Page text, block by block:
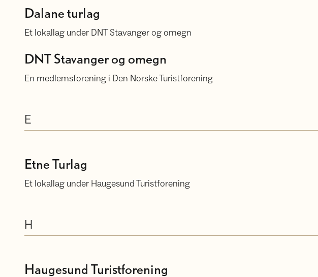
Dalane turlag
Dalane turlag
Et lokallag under DNT Stavanger og omegn
DNT Stavanger og omegn
DNT Stavanger og omegn
En medlemsforening i Den Norske Turistforening
E
Etne turlag
Etne Turlag
Et lokallag under Haugesund Turistforening
H
Velkommen til Haugesund Turistforening
Haugesund Turistforening